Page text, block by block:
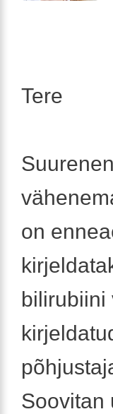
Tere
on
bilirubiini
Soovitan